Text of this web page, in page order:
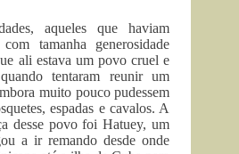
aqueles que haviam
tamanha generosidade
ali estava um povo cruel e
tentaram reunir um
muito pouco pudessem
espadas e cavalos. A
desse povo foi Hatuey, um
a ir remando desde onde